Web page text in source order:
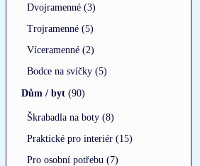
Dvojramenné (3)
Trojramenné (5)
Víceramenné (2)
Bodce na svíčky (5)
Dům / byt (90)
Škrabadla na boty (8)
Praktické pro interiér (15)
Pro osobní potřebu (7)